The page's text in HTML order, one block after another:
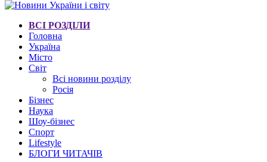
ВСІ РОЗДІЛИ
Головна
Україна
Місто
Світ
Всі новини розділу
Росія
Бізнес
Наука
Шоу-бізнес
Спорт
Lifestyle
БЛОГИ ЧИТАЧІВ